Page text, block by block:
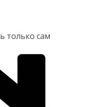
только сам